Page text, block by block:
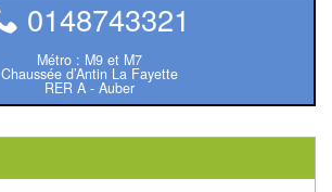
0148743321
Métro : M9 et M7
Chaussée d’Antin La Fayette
RER A - Auber